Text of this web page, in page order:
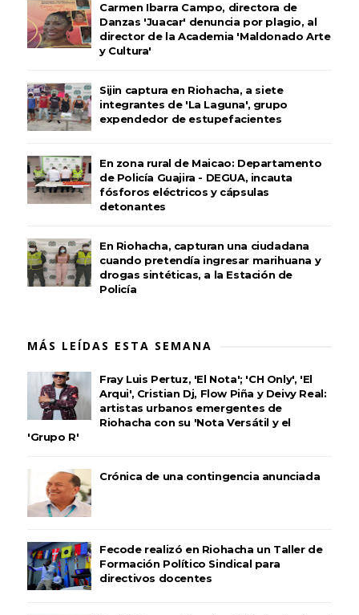
Carmen Ibarra Campo, directora de
Danzas 'Juacar' denuncia por plagio, al
director de la Academia 'Maldonado Arte
y Cultura'
Sijin captura en Riohacha, a siete
integrantes de 'La Laguna', grupo
expendedor de estupefacientes
En zona rural de Maicao: Departamento
de Policía Guajira - DEGUA, incauta
fósforos eléctricos y cápsulas
detonantes
En Riohacha, capturan una ciudadana
cuando pretendía ingresar marihuana y
drogas sintéticas, a la Estación de
Policía
MÁS LEÍDAS ESTA SEMANA
Fray Luis Pertuz, 'El Nota'; 'CH Only', 'El
Arqui', Cristian Dj, Flow Piña y Deivy Real:
artistas urbanos emergentes de
Riohacha con su 'Nota Versátil y el
'Grupo R'
Crónica de una contingencia anunciada
Fecode realizó en Riohacha un Taller de
Formación Político Sindical para
directivos docentes